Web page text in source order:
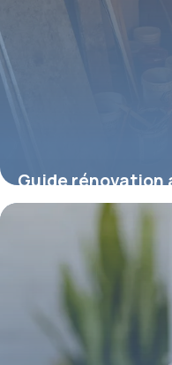
Guide rénovation
transformez
3 avril 2026